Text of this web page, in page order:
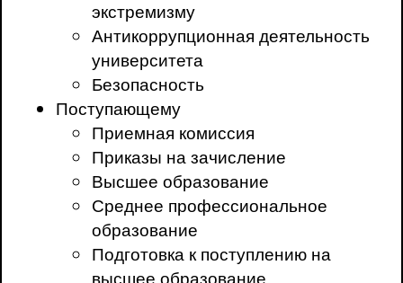
экстремизму
Антикоррупционная деятельность
университета
Безопасность
Поступающему
Приемная комиссия
Приказы на зачисление
Высшее образование
Среднее профессиональное
образование
Подготовка к поступлению на
высшее образование